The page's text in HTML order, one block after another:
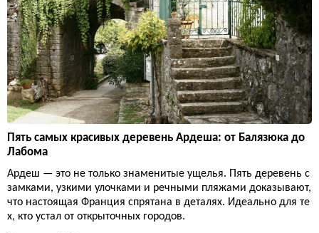
Пять самых красивых деревень Ардеша: от Балязюка до
Лабома
Ардеш — это не только знаменитые ущелья. Пять деревень с
замками, узкими улочками и речными пляжами доказывают,
что настоящая Франция спрятана в деталях. Идеально для те
х, кто устал от открыточных городов.